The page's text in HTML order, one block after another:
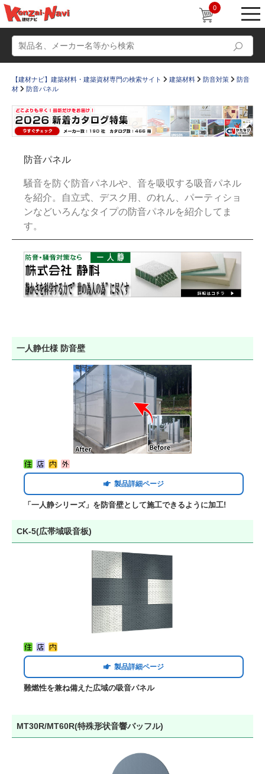
0
すまいリング 設計士インタビュー
Q＆A 販売・施工代理店募集
お気に入り
【建材ナビ】建築材料・建築資材専門の検索サイト 建築材料 防音対策
防音
材
防音パネル
防音パネル
騒音を防ぐ防音パネルや、音を吸収する吸音パネル
を紹介。自立式、デスク用、のれん、パーティショ
ンなどいろんなタイプの防音パネルを紹介してま
す。
一人静仕様 防音壁
製品詳細ページ
「一人静シリーズ」を防音壁として施工できるように加工!
CK-5(広帯域吸音板)
製品詳細ページ
難燃性を兼ね備えた広域の吸音パネル
MT30R/MT60R(特殊形状音響バッフル)